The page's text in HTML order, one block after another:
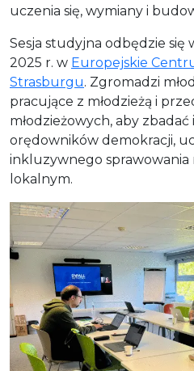
uczenia się, wymiany i
Sesja studyjna odbędzie się
2025 r. w Europejskie
Strasburgu. Zgromadzi
pracujące z młodzieżą i
młodzieżowych, aby
orędowników demokracji,
inkluzywnego sprawowania
lokalnym.